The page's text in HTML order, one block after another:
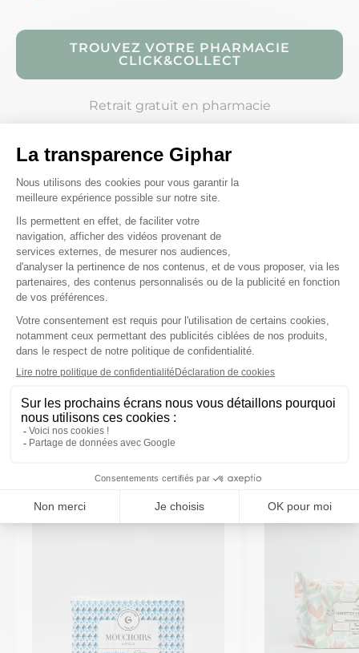
TROUVEZ VOTRE PHARMACIE
CLICK&COLLECT
Retrait gratuit en pharmacie
Composition
Conseils d'utilisation
Description
Précautions d'emploi